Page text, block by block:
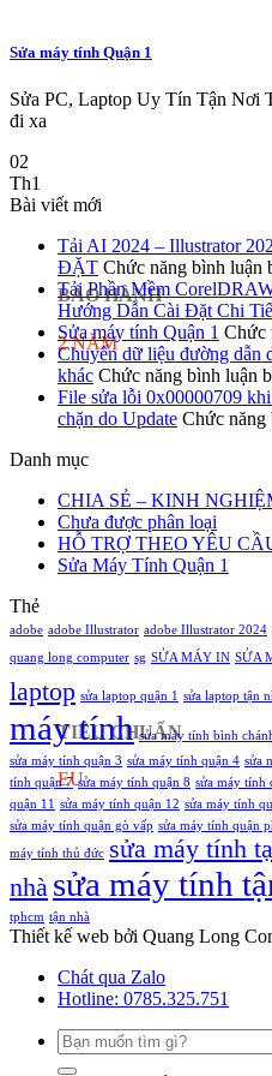
BẢO HÀNH
2 NĂM
TIÊU CHUẨN
EU
Sửa máy tính Quận 1
Sửa PC, Laptop Uy Tín Tận Nơi
đi xa
02
Th1
Bài viết mới
Tải AI 2024 – Illustrator
ĐẶT Chức năng bình luận
Tải Phần Mềm
Hướng Dẫn Cài Đặt Chi
Sửa máy tính Quận 1 Chức
Chuyển dữ liệu đường dẫn
khác Chức năng bình luận
File sửa lỗi 0x00000709
chặn do Update Chức năng
Danh mục
CHIA SẺ – KINH
Chưa được phân loại
HỖ TRỢ THEO YÊU
Sửa Máy Tính Quận 1
Thẻ
adobe adobe Illustrator adobe Illustrator 2024
quang long computer sg SỬA MÁY IN SỬA
laptop sửa laptop quận 1 sửa laptop tận
máy tính sửa máy tính bình
sửa máy tính quận 3 sửa máy tính quận 4 sửa
tính quận 7 sửa máy tính quận 8 sửa máy tính
quận 11
sửa máy tính quận 12 sửa máy tính
sửa máy tính quận gò vấp sửa máy tính quận
máy tính thủ đức sửa máy tính
nhà sửa máy tính
tphcm tận nhà
Thiết kế web bởi Quang Long
Chát qua Zalo
Hotline: 0785.325.751
Tìm
kiếm: